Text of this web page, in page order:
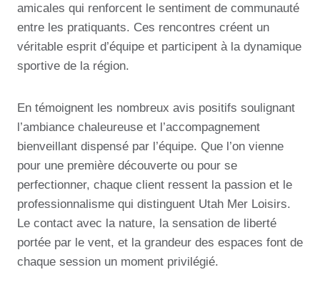
amicales qui renforcent le sentiment de communauté
entre les pratiquants. Ces rencontres créent un
véritable esprit d’équipe et participent à la dynamique
sportive de la région.
En témoignent les nombreux avis positifs soulignant
l’ambiance chaleureuse et l’accompagnement
bienveillant dispensé par l’équipe. Que l’on vienne
pour une première découverte ou pour se
perfectionner, chaque client ressent la passion et le
professionnalisme qui distinguent Utah Mer Loisirs.
Le contact avec la nature, la sensation de liberté
portée par le vent, et la grandeur des espaces font de
chaque session un moment privilégié.